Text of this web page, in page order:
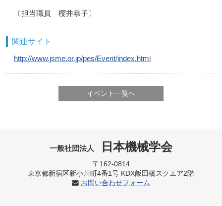
〔担当職員 櫻井恭子〕
関連サイト
http://www.jsme.or.jp/pes/Event/index.html
イベント一覧へ
一般社団法人 日本機械学会
〒162-0814
東京都新宿区新小川町4番1号 KDX飯田橋スクエア2階
お問い合わせフォーム